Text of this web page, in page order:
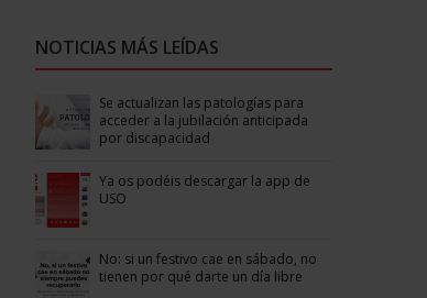
NOTICIAS MÁS LEÍDAS
Se actualizan las patologías para
acceder a la jubilación anticipada
por discapacidad
Ya os podéis descargar la app de
USO
No: si un festivo cae en sábado, no
tienen por qué darte un día libre